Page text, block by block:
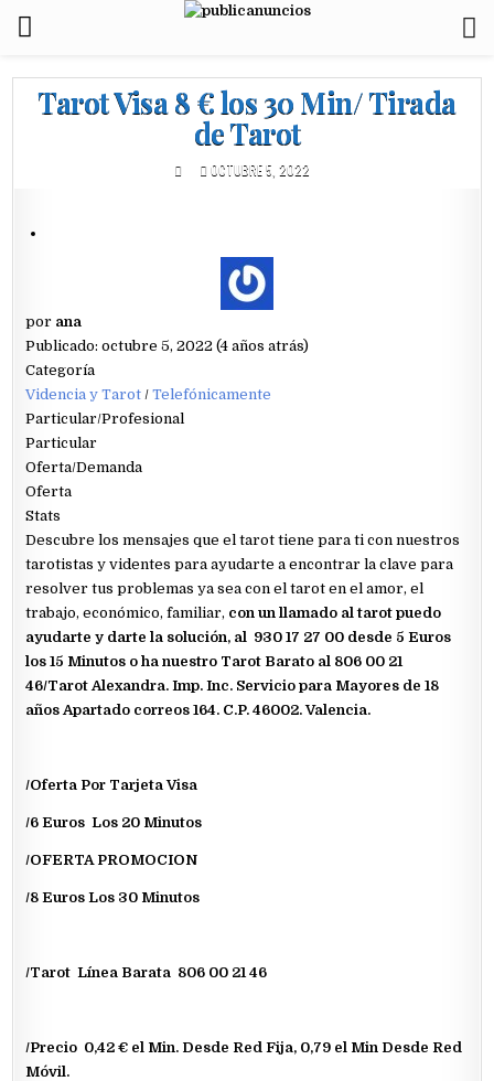
Tarot Visa 8 € los 30 Min/ Tirada
de Tarot
OCTUBRE 5, 2022
por ana
Publicado: octubre 5, 2022 (4 años atrás)
Categoría
Videncia y Tarot /Telefónicamente
Particular/Profesional
Particular
Oferta/Demanda
Oferta
Stats
Descubre los mensajes que el tarot tiene para ti con nuestros
tarotistas y videntes para ayudarte a encontrar la clave para
resolver tus problemas ya sea con el tarot en el amor, el
trabajo, económico, familiar, con un llamado al tarot puedo
ayudarte y darte la solución, al 930 17 27 00 desde 5 Euros
los 15 Minutos o ha nuestro Tarot Barato al 806 00 21
46/Tarot Alexandra. Imp. Inc. Servicio para Mayores de 18
años Apartado correos 164. C.P. 46002. Valencia.
/Oferta Por Tarjeta Visa
/6 Euros Los 20 Minutos
/OFERTA PROMOCION
/8 Euros Los 30 Minutos
/Tarot Línea Barata 806 00 21 46
/Precio 0,42 € el Min. Desde Red Fija, 0,79 el Min Desde Red
Móvil.